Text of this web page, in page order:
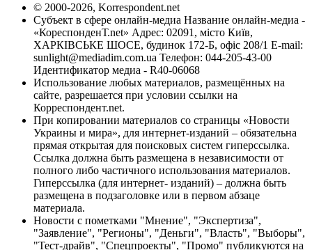
© 2000-2026, Korrespondent.net
Субъект в сфере онлайн-медиа Название онлайн-медиа -
«КореспонденТ.net» Адрес: 02091, місто Київ,
ХАРКІВСЬКЕ ШОСЕ, будинок 172-Б, офіс 208/1 E-mail:
sunlight@mediadim.com.ua Телефон: 044-205-43-00
Идентификатор медиа - R40-06068
Использование любых материалов, размещённых на
сайте, разрешается при условии ссылки на
Корреспондент.net.
При копировании материалов со страницы «Новости
Украины и мира», для интернет-изданий – обязательна
прямая открытая для поисковых систем гиперссылка.
Ссылка должна быть размещена в независимости от
полного либо частичного использования материалов.
Гиперссылка (для интернет- изданий) – должна быть
размещена в подзаголовке или в первом абзаце
материала.
Новости с пометками "Мнение", "Экспертиза",
"Заявление", "Регионы", "Деньги", "Власть", "Выборы",
"Тест-драйв", "Спецпроекты", "Промо" публикуются на